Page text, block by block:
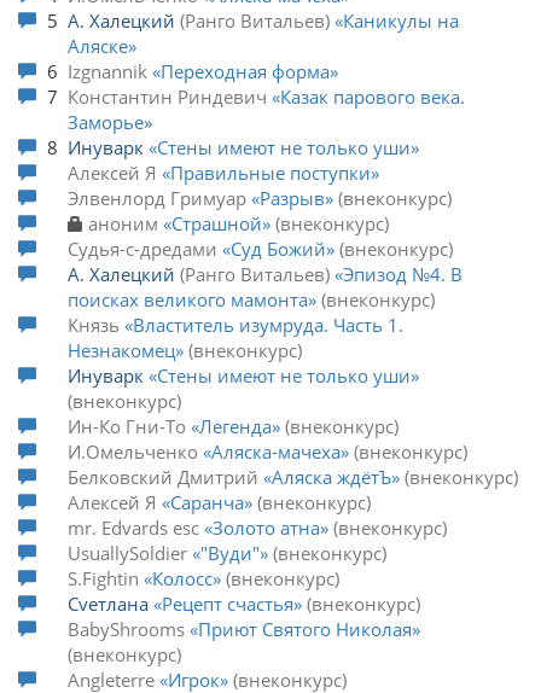
5 А. Халецкий Ранго Витальев
Каникулы на
Аляске
6 Izgnannik
Переходная форма
7 Конcтантин Риндевич
Казак парового века.
Заморье
8 Инуварк
Стены имеют не только уши
Алексей Я
Правильные поступки
Элвенлорд Гримуар Разрыв
внеконкурс
аноним
Страшной
внеконкурс
Судья-с-дредами
Суд Божий
внеконкурс
А. Халецкий Ранго Витальев
Эпизод №4. В
поисках великого мамонта
внеконкурс
Князь
Властитель изумруда. Часть 1.
Незнакомец
внеконкурс
Инуварк
Стены имеют не только уши
внеконкурс
Ин-Ко Гни-То Легенда
внеконкурс
И.Омельченко Аляска-мачеха
внеконкурс
Белковский Дмитрий Аляска ждётЪ
внеконкурс
Алексей Я
Саранча
внеконкурс
mr. Edvards esc Золото атна
внеконкурс
UsuallySoldier "Вуди"
внеконкурс
S.Fightin
Колосс
внеконкурс
Cveтлана Рецепт счастья
внеконкурс
BabyShrooms Приют Святого Николая
внеконкурс
Angleterre Игрок внеконкурс